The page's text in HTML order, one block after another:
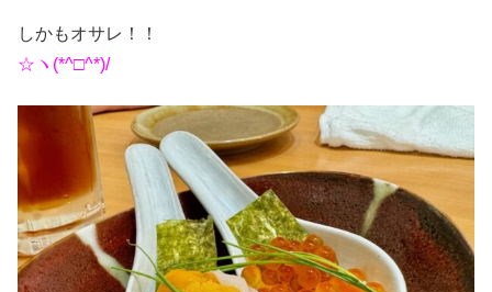
しかもオサレ！！
☆ヽ(*^□^*)/